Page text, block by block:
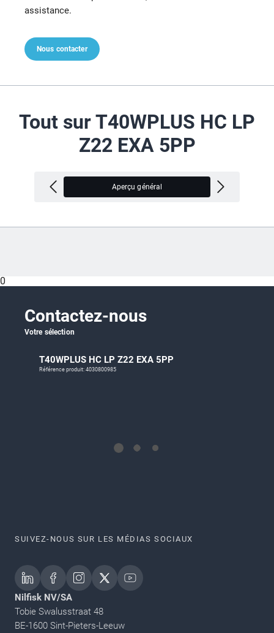
assistance.
Nous contacter
Tout sur T40WPLUS HC LP
Z22 EXA 5PP
Aperçu général
0
Contactez-nous
Votre sélection
T40WPLUS HC LP Z22 EXA 5PP
Référence produit: 4030800985
SUIVEZ-NOUS SUR LES MÉDIAS SOCIAUX
Nilfisk NV/SA
Tobie Swalusstraat 48
BE-1600 Sint-Pieters-Leeuw